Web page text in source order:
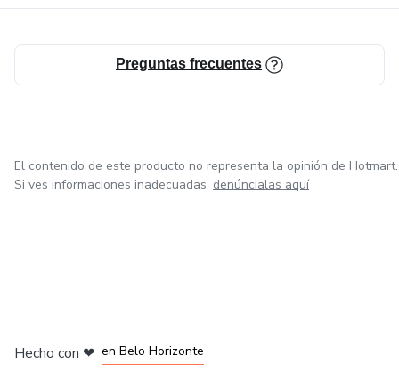
Preguntas frecuentes
El contenido de este producto no representa la opinión de Hotmart.
Si ves informaciones inadecuadas, denúncialas aquí
Hecho con ❤ en Belo Horizonte